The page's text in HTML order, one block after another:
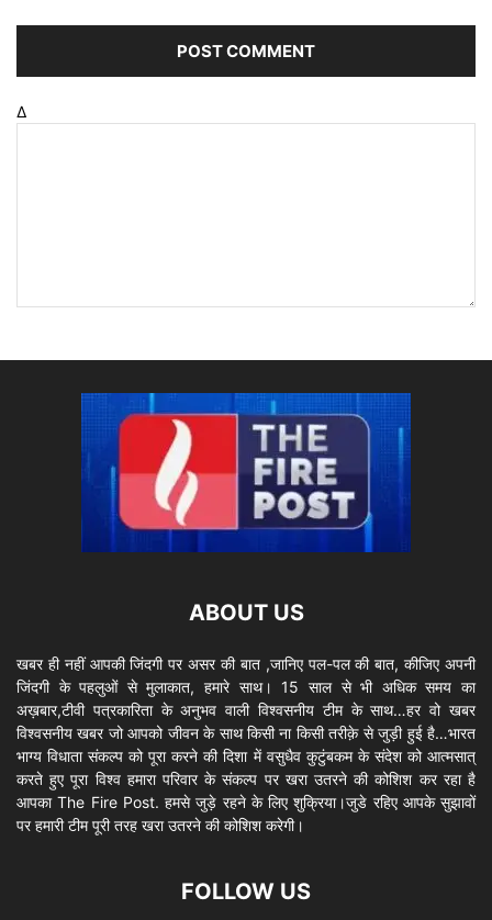
Δ
ABOUT US
खबर ही नहीं आपकी जिंदगी पर असर की बात ,जानिए पल-पल की बात, कीजिए अपनी
जिंदगी के पहलुओं से मुलाकात, हमारे साथ। 15 साल से भी अधिक समय का
अख़बार,टीवी पत्रकारिता के अनुभव वाली विश्वसनीय टीम के साथ…हर वो खबर
विश्वसनीय खबर जो आपको जीवन के साथ किसी ना किसी तरीक़े से जुड़ी हुई है…भारत
भाग्य विधाता संकल्प को पूरा करने की दिशा में वसुधैव कुटुंबकम के संदेश को आत्मसात्
करते हुए पूरा विश्व हमारा परिवार के संकल्प पर खरा उतरने की कोशिश कर रहा है
आपका The Fire Post. हमसे जुड़े रहने के लिए शुक्रिया।जुडे रहिए आपके सुझावों
पर हमारी टीम पूरी तरह खरा उतरने की कोशिश करेगी।
FOLLOW US